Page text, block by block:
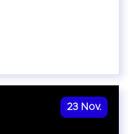
23 Nov.